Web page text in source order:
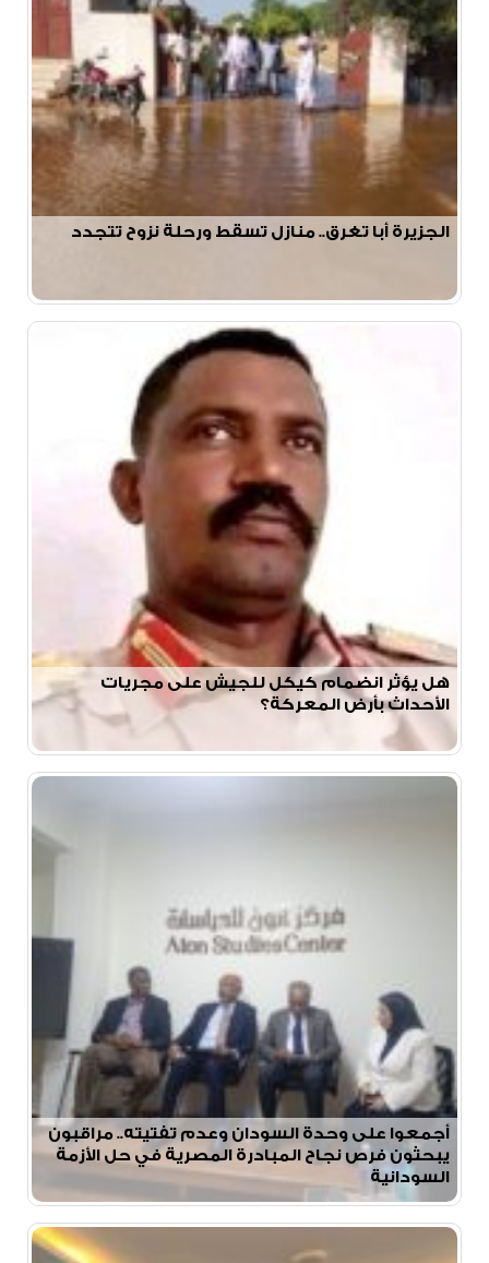
الجزيرة أبا تغرق.. منازل تسقط ورحلة نزوح تتجدد
هل يؤثر انضمام كيكل للجيش على مجريات
الأحداث بأرض المعركة؟
أجمعوا على وحدة السودان وعدم تفتيته.. مراقبون
يبحثون فرص نجاح المبادرة المصرية في حل الأزمة
السودانية